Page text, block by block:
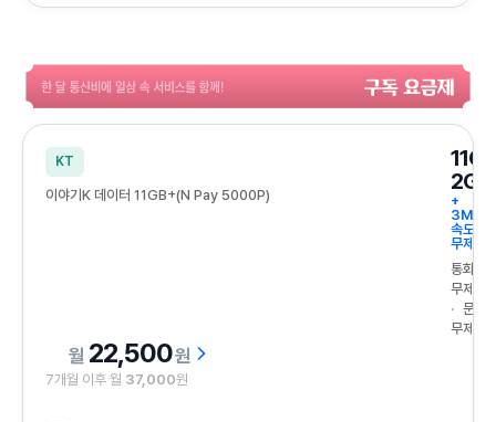
한 달 통신비에 일상 속 서비스를 함께! 구독요금제
KT
이야기K 데이터 11GB+(N Pay 5000P)
2GB
+
속도
무제한
통화
무제한
문자
무제한
22,500원
7개월 이후 월 37,000원